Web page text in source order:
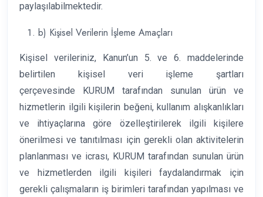
paylaşılabilmektedir.
b) Kişisel Verilerin İşleme Amaçları
Kişisel verileriniz, Kanun’un 5. ve 6. maddelerinde
belirtilen kişisel veri işleme şartları
çerçevesinde KURUM tarafından sunulan ürün ve
hizmetlerin ilgili kişilerin beğeni, kullanım alışkanlıkları
ve ihtiyaçlarına göre özelleştirilerek ilgili kişilere
önerilmesi ve tanıtılması için gerekli olan aktivitelerin
planlanması ve icrası, KURUM tarafından sunulan ürün
ve hizmetlerden ilgili kişileri faydalandırmak için
gerekli çalışmaların iş birimleri tarafından yapılması ve